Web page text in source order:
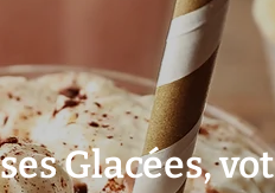
Glacées,